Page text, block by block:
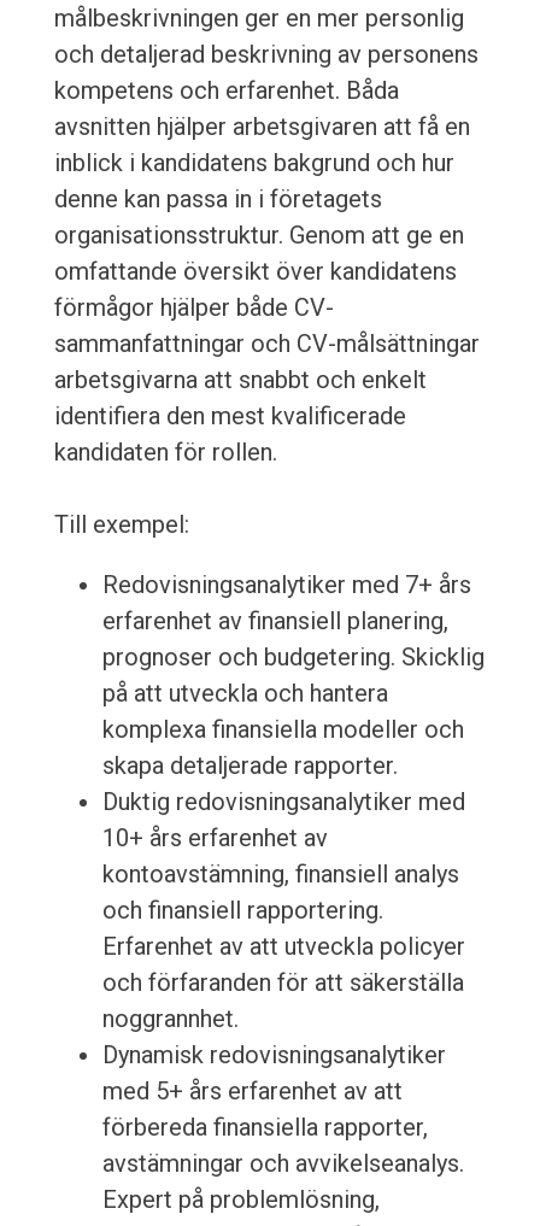
målbeskrivningen ger en mer personlig
och detaljerad beskrivning av personens
kompetens och erfarenhet. Båda
avsnitten hjälper arbetsgivaren att få en
inblick i kandidatens bakgrund och hur
denne kan passa in i företagets
organisationsstruktur. Genom att ge en
omfattande översikt över kandidatens
förmågor hjälper både CV-
sammanfattningar och CV-målsättningar
arbetsgivarna att snabbt och enkelt
identifiera den mest kvalificerade
kandidaten för rollen.
Till exempel:
Redovisningsanalytiker med 7+ års
erfarenhet av finansiell planering,
prognoser och budgetering. Skicklig
på att utveckla och hantera
komplexa finansiella modeller och
skapa detaljerade rapporter.
Duktig redovisningsanalytiker med
10+ års erfarenhet av
kontoavstämning, finansiell analys
och finansiell rapportering.
Erfarenhet av att utveckla policyer
och förfaranden för att säkerställa
noggrannhet.
Dynamisk redovisningsanalytiker
med 5+ års erfarenhet av att
förbereda finansiella rapporter,
avstämningar och avvikelseanalys.
Expert på problemlösning,